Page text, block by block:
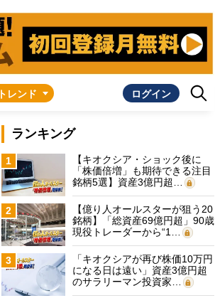
トレンド ログイン
ランキング
1
【キオクシア・ショック後に
「株価倍増」も期待できる注目
銘柄5選】資産3億円超…
2
【億り人オールスターが狙う20
銘柄】「総資産69億円超」90歳
現役トレーダーから“1…
3
「キオクシアが再び株価10万円
になる日は遠い」資産3億円超
のサラリーマン投資家…